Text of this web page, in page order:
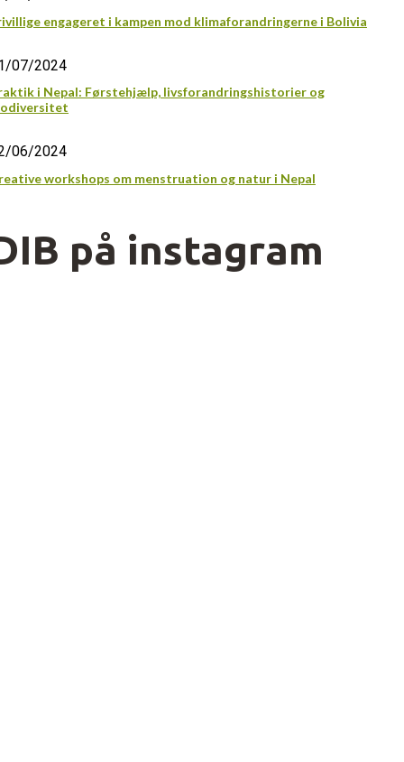
engageret i kampen mod klimaforandringerne i Bolivia
07/2024
i Nepal: Førstehjælp, livsforandringshistorier og
06/2024
workshops om menstruation og natur i Nepal
på instagram